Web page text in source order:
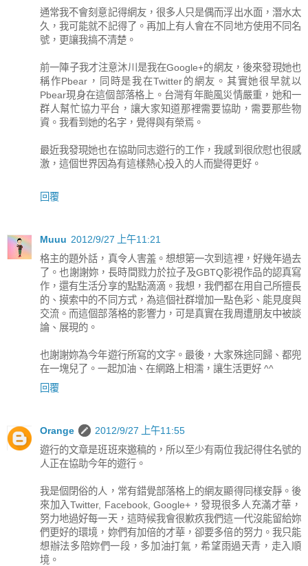
通常我不會刻意記得網友，很多人只是偶而浮出水面，潛水太
久，我可能就不記得了。再加上有人會在不同地方使用不同名
號，更讓我搞不清楚。
前一陣子我才注意沐川是我在Google+的網友，後來發現她也
稱作Pbear，同時是我在Twitter的網友。其實她很早就以
Pbear現身在這個部落格上。台灣有年颱風災情嚴重，她和一
群人幫忙協力平台，讓大家知道那裡需要協助，需要那些物
資。我看到她的名字，覺得與有榮焉。
最近我發現她也在協助同志遊行的工作，我感到很欣慰也很感
激，這個世界因為有這樣熱心投入的人而變得更好。
回覆
Muuu 2012/9/27 上午11:21
格主的題外話，真令人害羞。想想第一次到這裡，好幾年過去
了。也謝謝妳，長時間戮力於拉子及GBTQ影視作品的認真寫
作，還有生活分享的點點滴滴。我想，我們都在用自己所擅長
的、摸索中的不同方式，為這個社群增加一點色彩、能見度與
交流。而這個部落格的影響力，可是真實在我周遭朋友中被談
論、展現的。
也謝謝妳為今年遊行所寫的文字。最後，大家殊途同歸、都兜
在一塊兒了。一起加油、在網路上相濡，讓生活更好 ^^
回覆
Orange
2012/9/27 上午11:55
遊行的文章是班班來邀稿的，所以至少有兩位我記得住名號的
人正在協助今年的遊行。
我是個閉俗的人，常有錯覺部落格上的網友顯得同樣安靜。後
來加入Twitter, Facebook, Google+，發現很多人充滿才華，
努力地過好每一天，這時候我會很歉疚我們這一代沒能留給妳
們更好的環境，妳們有加倍的才華，卻要多倍的努力。我只能
想辦法多陪妳們一段，多加油打氣，希望雨過天青，走入順
境。